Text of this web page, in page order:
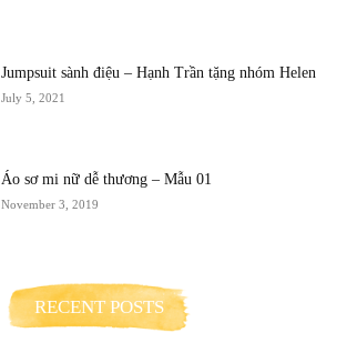
Jumpsuit sành điệu – Hạnh Trần tặng nhóm Helen
July 5, 2021
Áo sơ mi nữ dễ thương – Mẫu 01
November 3, 2019
RECENT POSTS